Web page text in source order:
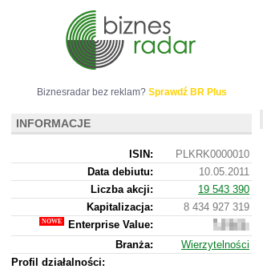
Biznesradar bez reklam? Sprawdź BR Plus
INFORMACJE
ISIN:
PLKRK0000010
Data debiutu:
10.05.2011
Liczba akcji:
19 543 390
Kapitalizacja:
8 434 927 319
Enterprise Value:
451
785
Branża:
Wierzytelności
Profil działalności: